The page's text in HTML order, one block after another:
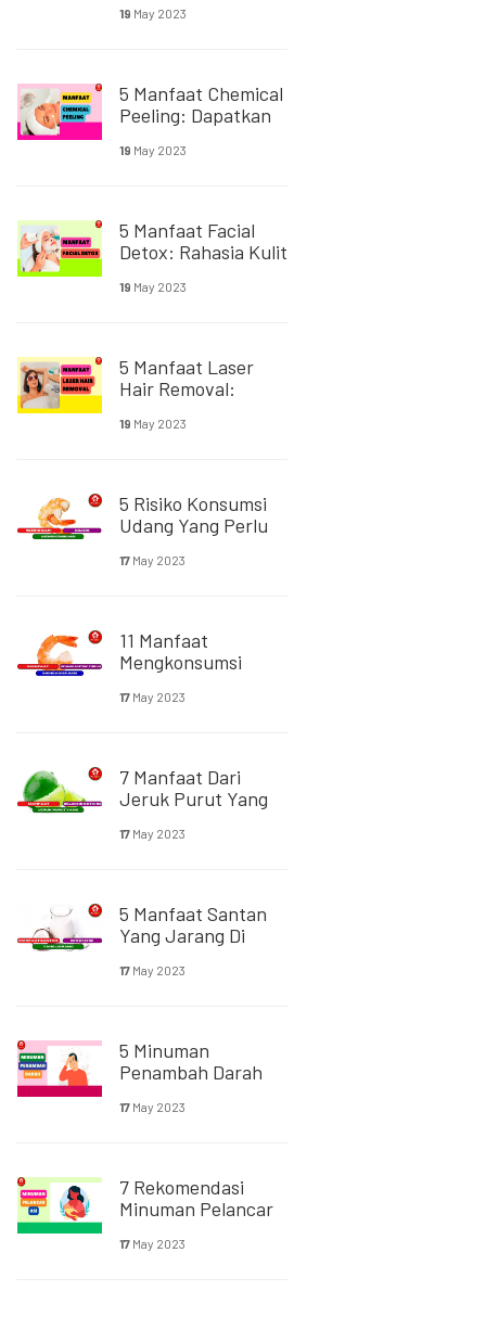
19 May 2023
5 Manfaat Chemical
Peeling: Dapatkan
19 May 2023
5 Manfaat Facial
Detox: Rahasia Kulit
19 May 2023
5 Manfaat Laser
Hair Removal:
Bulu
19 May 2023
5 Risiko Konsumsi
Udang Yang Perlu
17 May 2023
11 Manfaat
Mengkonsumsi
17 May 2023
7 Manfaat Dari
Jeruk Purut Yang
17 May 2023
5 Manfaat Santan
Yang Jarang Di
17 May 2023
5 Minuman
Penambah Darah
17 May 2023
7 Rekomendasi
Minuman Pelancar
Kualitas ASI
17 May 2023